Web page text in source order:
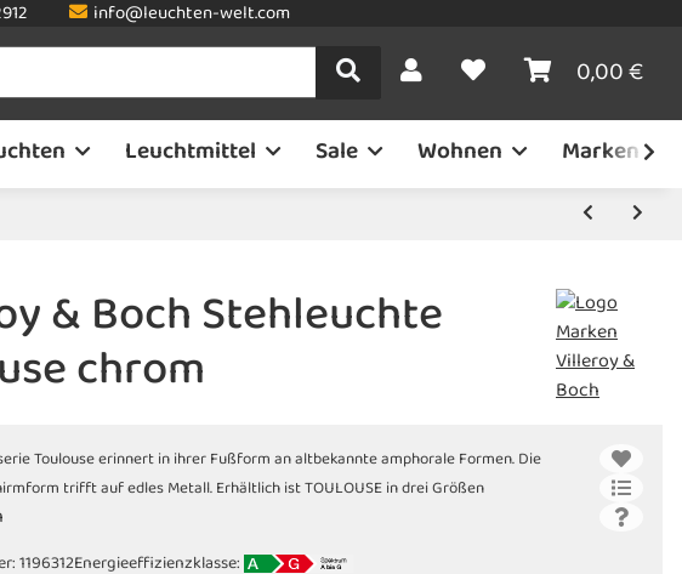
info@leuchten-welt.com
0,00 €
Leuchtmittel Sale Wohnen Marken
& Boch Stehleuchte
chrom
Toulouse erinnert in ihrer Fußform an altbekannte amphorale Formen. Die
trifft auf edles Metall. Erhältlich ist TOULOUSE in drei Größen
1196312Energieeffizienzklasse: